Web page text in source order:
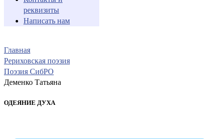
реквизиты
Написать нам
Главная
Рериховская поэзия
Поэзия СибРО
Деменко Татьяна
ОДЕЯНИЕ ДУХА